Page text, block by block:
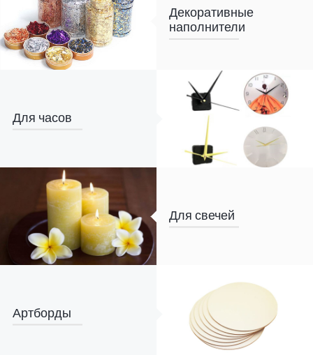
Декоративные
наполнители
Для часов
Для свечей
Артборды